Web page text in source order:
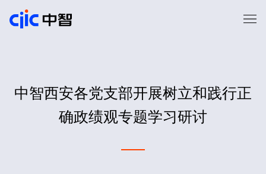
中智西安各党支部开展树立和践行正
确政绩观专题学习研讨